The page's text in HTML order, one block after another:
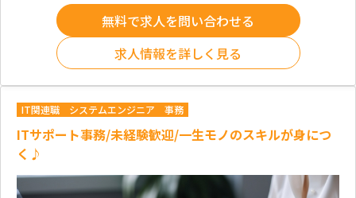
無料で求人を問い合わせる
求人情報を詳しく見る
IT関連職 システムエンジニア 事務
ITサポート事務/未経験歓迎/一生モノのスキルが身につ
く♪